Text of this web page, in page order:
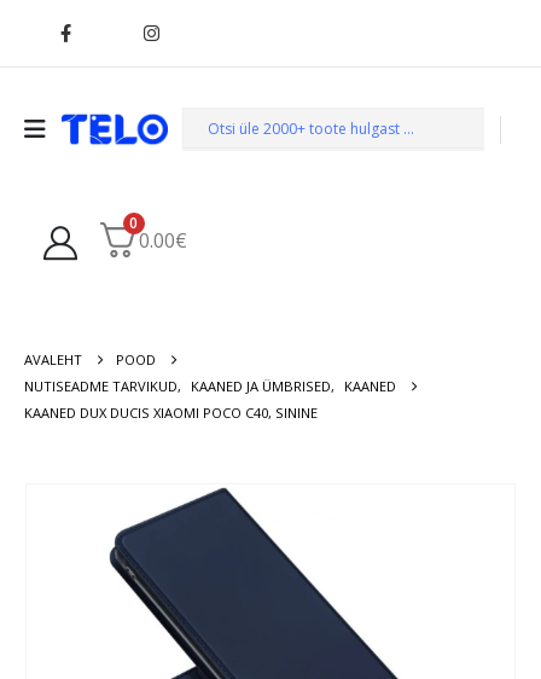
0
0.00€
AVALEHT
POOD
NUTISEADME TARVIKUD, KAANED JA ÜMBRISED,
KAANED
KAANED DUX DUCIS XIAOMI POCO C40, SININE